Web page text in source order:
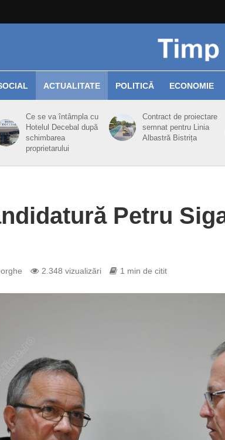
ACTUALITATE POLITICĂ ECONOMIE
Ce se va întâmpla cu
Hotelul Decebal după
schimbarea
proprietarului
Contract de proiectare
semnat pentru Linia
Albastră Bistrița
Petru
2.348 vizualizări 1 min de citit